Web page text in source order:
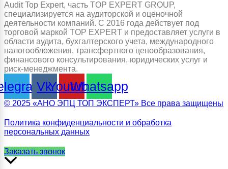
Audit Top Expert, часть TOP EXPERT GROUP,
специализируется на аудиторской и оценочной
деятельности компаний. С 2016 года действует под
торговой маркой TOP EXPERT и предоставляет услуги в
области аудита, бухгалтерского учета, международного
налогообложения, трансфертного ценообразования,
финансового консультирования, юридических услуг и
риск-менеджмента.
VkYoutube
Whatsapp
© 2025 «АНО ЭПЦ ТОП ЭКСПЕРТ» Все права защищены
Политика конфиденциальности и обработка
персональных данных
Заказать звонок